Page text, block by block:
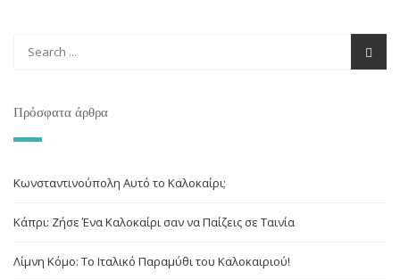
Πρόσφατα άρθρα
Κωνσταντινούπολη Αυτό το Καλοκαίρι;
Κάπρι: Ζήσε Ένα Καλοκαίρι σαν να Παίζεις σε Ταινία
Λίμνη Κόμο: Το Ιταλικό Παραμύθι του Καλοκαιριού!